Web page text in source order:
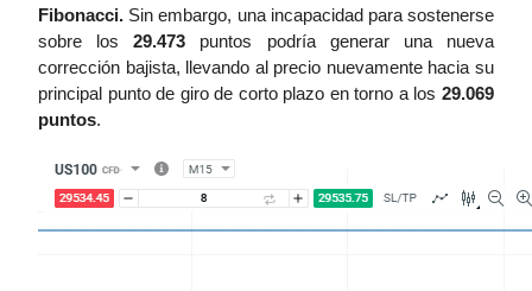
Fibonacci. Sin embargo, una incapacidad para sostenerse
sobre los 29.473 puntos podría generar una nueva
corrección bajista, llevando al precio nuevamente hacia su
principal punto de giro de corto plazo en torno a los 29.069
puntos.